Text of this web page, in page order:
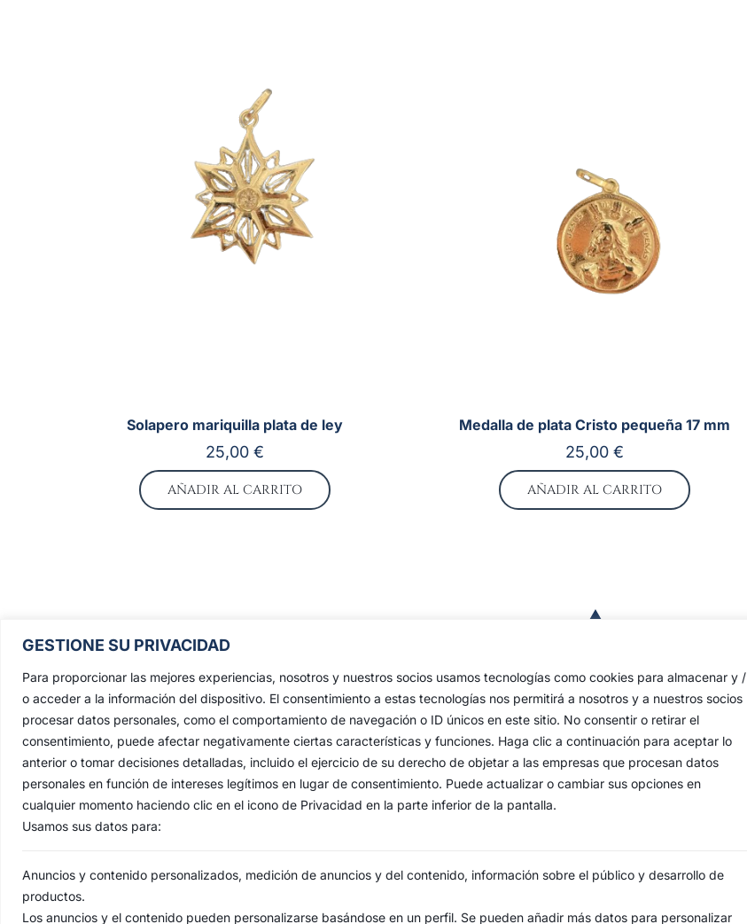
GESTIONE SU PRIVACIDAD
Para proporcionar las mejores experiencias, nosotros y nuestros socios usamos tecnologías como cookies para almacenar y /
o acceder a la información del dispositivo. El consentimiento a estas tecnologías nos permitirá a nosotros y a nuestros socios
procesar datos personales, como el comportamiento de navegación o ID únicos en este sitio. No consentir o retirar el
consentimiento, puede afectar negativamente ciertas características y funciones. Haga clic a continuación para aceptar lo
anterior o tomar decisiones detalladas, incluido el ejercicio de su derecho de objetar a las empresas que procesan datos
personales en función de intereses legítimos en lugar de consentimiento. Puede actualizar o cambiar sus opciones en
cualquier momento haciendo clic en el icono de Privacidad en la parte inferior de la pantalla.
Usamos sus datos para:
Anuncios y contenido personalizados, medición de anuncios y del contenido, información sobre el público y desarrollo de
productos.
Los anuncios y el contenido pueden personalizarse basándose en un perfil. Se pueden añadir más datos para personalizar
Solapero mariquilla plata de ley
25,00€
AÑADIR AL CARRITO
Medalla de plata Cristo pequeña 17 mm
25,00€
AÑADIR AL CARRITO
Hermandad Sacramental y Cofradía de
Nazarenos de Nuestro Padre Jesús de las
Penas y María Santísima de la Estrella,
Triunfo del Santo Lignum Crucis, San
Francisco de Paula y Santas Justa y
Rufina.
Capilla: C. San Jacinto, 41
Casa Hermandad: C/ Jesús de las Penas, 4